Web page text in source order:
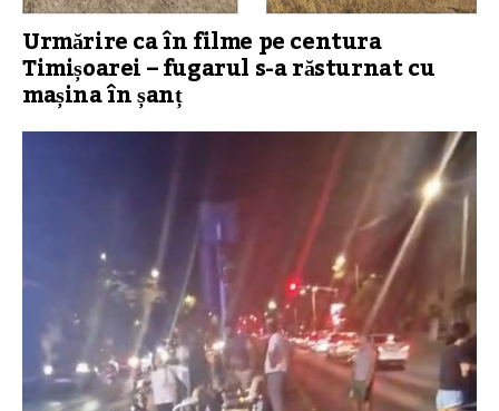
Urmărire ca în filme pe centura
Timișoarei – fugarul s-a răsturnat cu
mașina în șanț